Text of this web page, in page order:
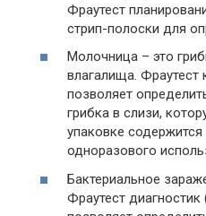
Фраутест
стрип-полоски для
Молочница – это
влагалища. Фраутест
позволяет
грибка в слизи,
упаковке
одноразового
Бактериальное
Фраутест диагностик